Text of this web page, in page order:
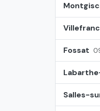
Fossat
Salles-